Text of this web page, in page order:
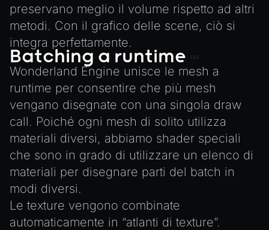
preservano meglio il volume rispetto ad altri
metodi. Con il grafico delle scene, ciò si
integra perfettamente.
Batching a runtime
Wonderland Engine unisce le mesh a
runtime per consentire che più mesh
vengano disegnate con una singola draw
call. Poiché ogni mesh di solito utilizza
materiali diversi, abbiamo shader speciali
che sono in grado di utilizzare un elenco di
materiali per disegnare parti del batch in
modi diversi.
Le texture vengono combinate
automaticamente in “atlanti di texture”.
Object3D
ParticleEffect
ParticleEffectManager
Physics
Pipeline
PipelineManager
ProbeVolumeScenario
ProbeVolumeScenarioManager
RayHit
Resource
ResourceManager
Scene